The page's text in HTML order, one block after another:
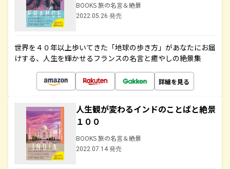
BOOKS 旅の名言＆絶景
2022.05.26 発売
世界を４０年以上歩いてきた「地球の歩き方」があなたにお届
けする、人生を輝かせるフランスの名言と癒やしの絶景集
詳細を見る
人生観が変わるインドのことばと絶景
１００
BOOKS 旅の名言＆絶景
2022.07.14 発売